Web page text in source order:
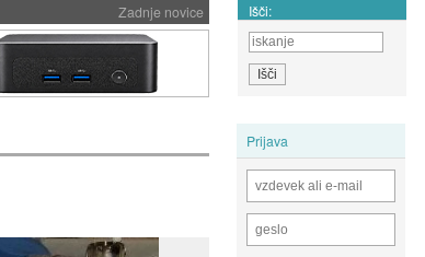
Zadnje novice Išči:
Prijava